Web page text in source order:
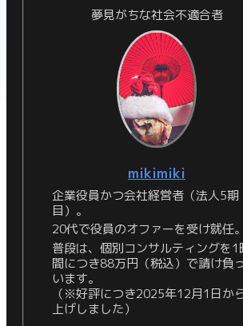
夢見がちな社会不適合者
mikimiki
企業役員かつ会社経営者（法人5期
目）。
20代で役員のオファーを受け就任。
普段は、個別コンサルティングを1
間につき88万円（税込）で請け負
います。
（※好評につき2025年12月1日か
上げしました）